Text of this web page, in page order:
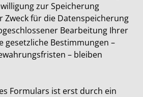
zur Speicherung
für die Datenspeicherung
Bearbeitung Ihrer
gesetzliche Bestimmungen –
– bleiben
Formulars ist erst durch ein